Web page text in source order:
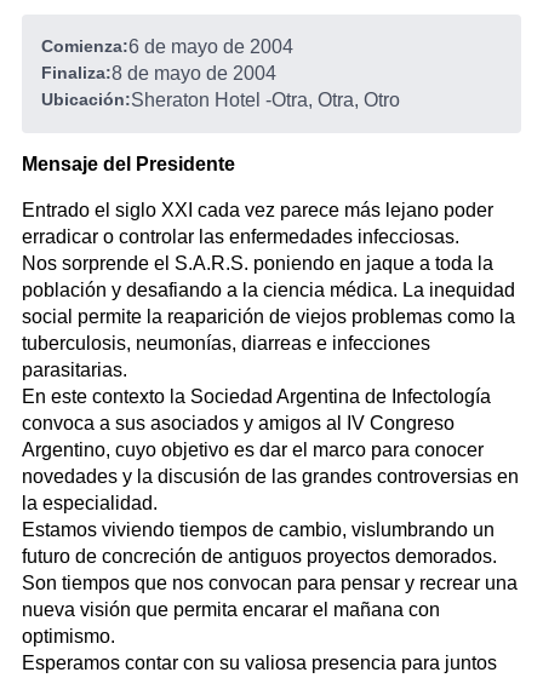
Comienza:6 de mayo de 2004
Finaliza:8 de mayo de 2004
Ubicación:Sheraton Hotel -Otra, Otra, Otro
Mensaje del Presidente
Entrado el siglo XXI cada vez parece más lejano poder
erradicar o controlar las enfermedades infecciosas.
Nos sorprende el S.A.R.S. poniendo en jaque a toda la
población y desafiando a la ciencia médica. La inequidad
social permite la reaparición de viejos problemas como la
tuberculosis, neumonías, diarreas e infecciones
parasitarias.
En este contexto la Sociedad Argentina de Infectología
convoca a sus asociados y amigos al IV Congreso
Argentino, cuyo objetivo es dar el marco para conocer
novedades y la discusión de las grandes controversias en
la especialidad.
Estamos viviendo tiempos de cambio, vislumbrando un
futuro de concreción de antiguos proyectos demorados.
Son tiempos que nos convocan para pensar y recrear una
nueva visión que permita encarar el mañana con
optimismo.
Esperamos contar con su valiosa presencia para juntos